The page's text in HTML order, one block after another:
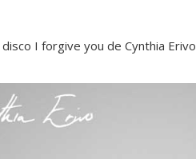
I forgive you de Cynthia Erivo